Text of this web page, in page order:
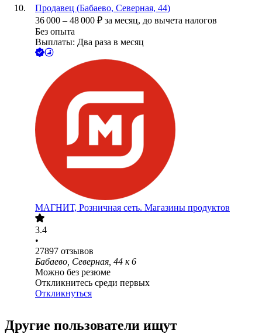
Продавец (Бабаево, Северная, 44)
36 000 – 48 000 ₽ за месяц, до вычета налогов
Без опыта
Выплаты: Два раза в месяц
МАГНИТ, Розничная сеть. Магазины продуктов
3.4
•
27897 отзывов
Бабаево, Северная, 44 к 6
Можно без резюме
Откликнитесь среди первых
Откликнуться
Другие пользователи ищут